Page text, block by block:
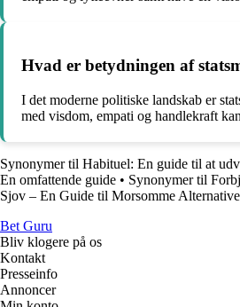
Hvad er betydningen af
I det moderne politiske landskab er
med visdom, empati og handlekraft
Synonymer til Habituel: En guide til at
En omfattende guide • Synonymer til
Sjov – En Guide til Morsomme
Bet Guru
Bliv klogere på os
Kontakt
Presseinfo
Annoncer